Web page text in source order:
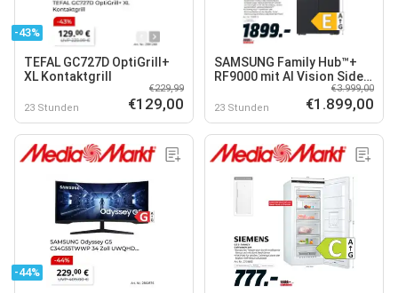
-43%
TEFAL GC727D OptiGrill+
XL Kontaktgrill
23 Stunden
€229,99
€129,00
SAMSUNG Family Hub™+
RF9000 mit AI Vision Side-
23 Stunden
€3.999,00
€1.899,00
-44%